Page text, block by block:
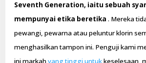
Seventh Generation, iaitu sebuah
mempunyai etika beretika . Mereka
pewangi, pewarna atau peluntur klorin
menghasilkan tampon ini. Penguji kami
ini markahyang tinggi untukkeselesaan,